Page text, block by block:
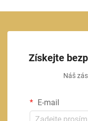
Získejte
Náš
E-mail